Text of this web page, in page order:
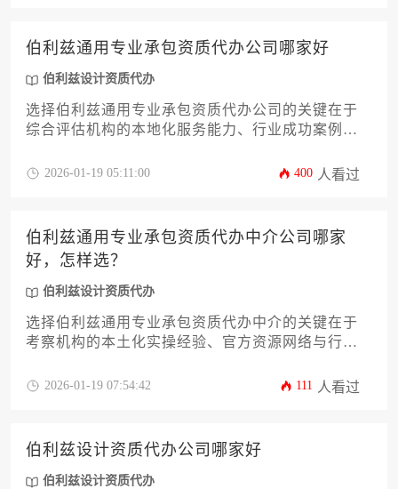
伯利兹通用专业承包资质代办公司哪家好
伯利兹设计资质代办
选择伯利兹通用专业承包资质代办公司的关键在于
综合评估机构的本地化服务能力、行业成功案例与
员会官方认证资质，能够针对不同工程领域提供定
统分析筛选标准，帮助企业规避跨国资质申请中的
法律风险与时间成本。
2026-01-19 05:11:00 400 人看过
伯利兹通用专业承包资质代办中介公司哪家
好，怎样选？
伯利兹设计资质代办
选择伯利兹通用专业承包资质代办中介的关键在于
考察机构的本土化实操经验、官方资源网络与行业
业团队配置及客户反馈体系进行综合判断，优先选
2026-01-19 07:54:42 111 人看过
伯利兹设计资质代办公司哪家好
伯利兹设计资质代办